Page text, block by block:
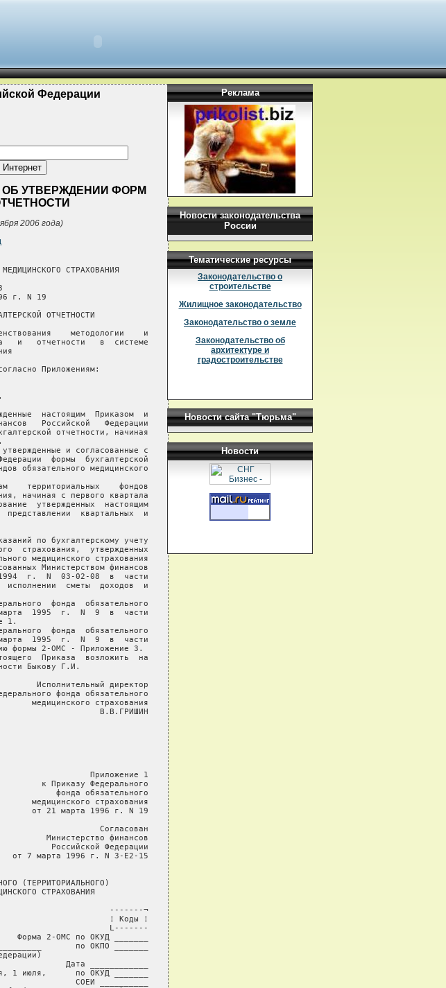
Федерации
ОБ УТВЕРЖДЕНИИ ФОРМ
2006 года)
Реклама
Новости законодательства
России
Тематические ресурсы
Законодательство о
строительстве
Жилищное законодательство
Законодательство о земле
Законодательство об
архитектуре и
градостроительстве
Новости сайта "Тюрьма"
Новости